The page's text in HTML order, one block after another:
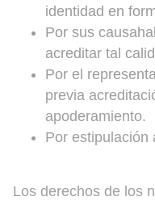
identidad en
Por sus
acreditar tal
Por el
previa
apoderamiento.
Por estipulación
Los derechos de los